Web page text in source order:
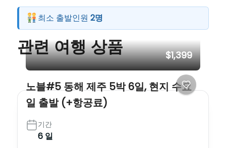
최소 출발인원 2명
관련 여행 상품 $1,399
노블#5 동해 제주 5박 6일, 현지 수요
일 출발 (+항공료)
기간
6 일